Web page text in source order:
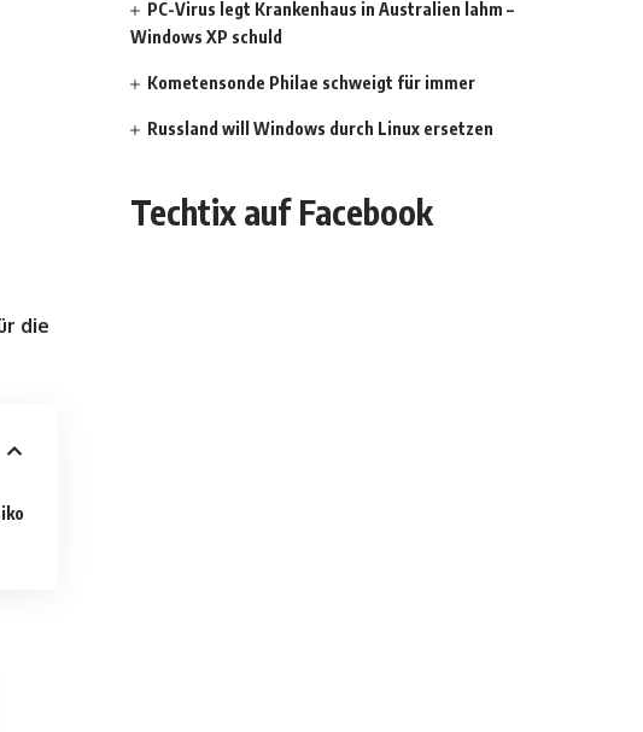
die
PC-Virus legt Krankenhaus in Australien lahm –
Windows XP schuld
Kometensonde Philae schweigt für immer
Russland will Windows durch Linux ersetzen
Techtix auf Facebook